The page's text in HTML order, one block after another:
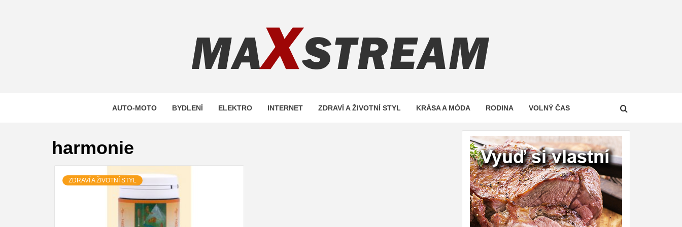
MAXSTREAM.CZ
AUTO-MOTO BYDLENÍ ELEKTRO INTERNET ZDRAVÍ A ŽIVOTNÍ STYL KRÁSA A MÓDA RODINA VOLNÝ ČAS
harmonie
ZDRAVÍ A ŽIVOTNÍ STYL